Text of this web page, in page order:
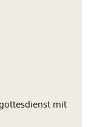
mit